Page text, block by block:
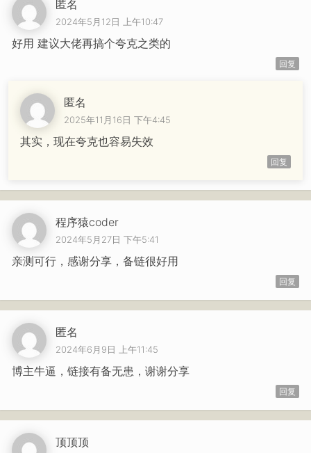
匿名
2024年5月12日 上午10:47
好用 建议大佬再搞个夸克之类的
回复
匿名
2025年11月16日 下午4:45
其实，现在夸克也容易失效
回复
程序猿coder
2024年5月27日 下午5:41
亲测可行，感谢分享，备链很好用
回复
匿名
2024年6月9日 上午11:45
博主牛逼，链接有备无患，谢谢分享
回复
顶顶顶